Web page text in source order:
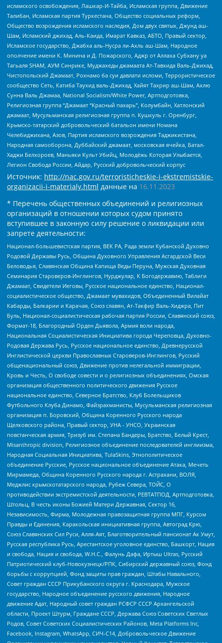
исламского освобождения, Лашкар-И-Тайба, Исламская группа, Движение
Талибан, Исламская партия Туркестана, Общество социальных реформ,
Общество возрождения исламского наследия, Дом двух святых, Джунд аш-
Шам, Исламский джихад, Аль-Каида, Имарат Кавказ, АБТО, Правый сектор,
Исламское государство, Джабха аль-Нусра ли-Ахль аш-Шам, Народное
ополчение имени К. Минина и Д. Пожарского, Аджр от Аллаха Субхану уа
Тагьаля SHAM, АУМ Синрике, Муджахеды джамаата Ат-Тавхида Валь-Джихад,
Чистопольский Джамаат, Рохнамо ба суи давлати исломи, Террористическое
сообщество Сеть, Катиба Таухид валь-Джихад, Хайят Тахрир аш-Шам, Ахлю
Сунна Валь Джамаа, National Socialism/White Power, Артподготовка,
Религиозная группа “Джамаат “Красный пахарь”, Колумбайн, Хатлонский
джамаат, Мусульманская религиозная группа п. Кушкуль г. Оренбург,
Крымско-татарский добровольческий батальон имени Номана
Челебиджихана, Азов, Партия исламского возрождения Таджикистана,
Народная самооборона, Дуббайский джамаат, московская ячейка, Батал-
Хаджи Белхороев, Маньяки Культ Убийц, Молодёжь Которая Улыбается,
Легион Свобода России, Айдар, Русский добровольческий корпус
Источник: http://nac.gov.ru/terroristicheskie-i-ekstremistskie-
organizacii-i-materialy.html данные на 16.11.2023
* Перечень общественных объединений и религиозных
организаций в отношении которых судом принято
вступившее в законную силу решение о ликвидации или
запрете деятельности:
Национал-большевистская партия, ВЕК РА, Рада земли Кубанской Духовно
Родовой Державы Русь, Община Духовного Управления Асгардской Веси
Беловодья, Славянская Община Капища Веды Перуна, Мужская Духовная
Семинария Староверов-Инглингов, Нурджулар, К Богодержавию, Таблиги
Джамаат, Свидетели Иеговы, Русское национальное единство, Национал-
социалистическое общество, Джамаат мувахидов, Объединенный Вилайат
Кабарды, Балкарии и Карачая, Союз славян, Ат-Такфир Валь-Хиджра, Пит
Буль, Национал-социалистическая рабочая партия России, Славянский союз,
Формат-18, Благородный Орден Дьявола, Армия воли народа,
Национальная Социалистическая Инициатива города Череповца, Духовно-
Родовая Держава Русь, Русское национальное единство, Древнерусской
Инглистической церкви Православных Староверов-Инглингов, Русский
общенациональный союз, Движение против нелегальной иммиграции,
Кровь и Честь, О свободе совести и о религиозных объединениях, Омская
организация общественного политического движения Русское
национальное единство, Северное Братство, Клуб Болельщиков
Футбольного Клуба Динамо, Файзрахманисты, Мусульманская религиозная
организация п. Боровский, Община Коренного Русского народа
Щелковского района, Правый сектор, УНА - УНСО, Украинская
повстанческая армия, Тризуб им. Степана Бандеры, Братство, Белый Крест,
Misanthropic division, Религиозное объединение последователей инглиизма,
Народная Социальная Инициатива, TulaSkins, Этнополитическое
объединение Русские, Русское национальное объединение Атака, Мечеть
Мирмамеда, Община Коренного Русского народа г. Астрахани, ВОЛЯ,
Меджлис крымскотатарского народа, Рубеж Севера, ТОЙС, О
противодействии экстремистской деятельности, РЕВТАТПОД, Артподготовка,
Штольц, В честь иконы Божией Матери Державная, Сектор 16,
Независимость, Фирма, Молодежная правозащитная группа МПГ, Курсом
Правды и Единения, Каракольская инициативная группа, Автоград Крю,
Союз Славянских Сил Руси, Алля-Аят, Благотворительный пансионат Ак Умут,
Русская республика Русь, Арестантское уголовное единство, Башкорт, Нация
и свобода, Нация и свобода, W.H.С., Фалунь Дафа, Иртыш Ultras, Русский
Патриотический клуб-Новокузнецк/РПК, Сибирский державный союз, Фонд
борьбы с коррупцией, Фонд защиты прав граждан, Штабы Навального,
Совет граждан СССР Прикубанского округа г. Краснодара, Мужское
государство, Народное объединение русского движения, Народное
движение Адат, Народный совет граждан РСФСР СССР Архангельской
области, Проект Штурм, Граждане СССР, Держава Союз Советских Светлых
Родов, Совет Советских Социалистических Районов, Meta Platforms Inc,
Facebook, Instagram, WhatsApp, СИЧ-С14, Добровольческое Движение